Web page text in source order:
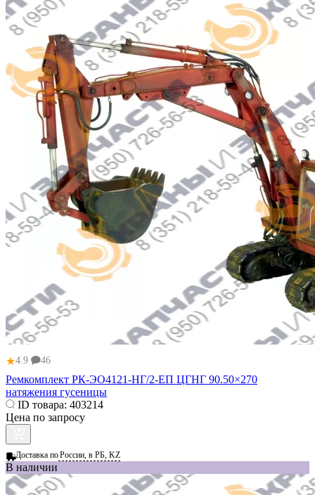
★4.9 46
Ремкомплект РК-ЭО4121-НГ/2-ЕП ЦГНГ 90.50×270
натяжения гусеницы
ID товара: 403214
Цена по запросу
Доставка поРоссии, в РБ, KZ
В наличии